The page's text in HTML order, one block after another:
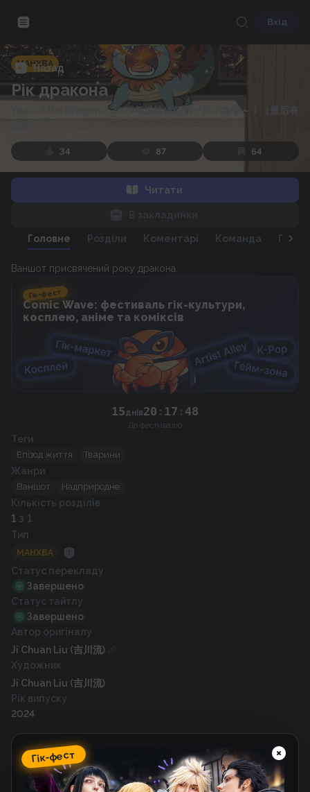
Вхід
Назад
МАНХВА
Рік дракона
/2024年送给你们第一只小龙🐉～！（最后有
34 87 64
Читати
Головне Розділи Коментарі Команда
Ваншот присвячений року дракона.
Гік-фест
Comic Wave: фестиваль гік-культури,
косплею, аніме та коміксів
15днів20 : 17 : 47
До фестивалю
Теги
Епізод життя Тварини
Жанри
Ваншот Надприродне
Кількість розділів
1 з 1
Тип
МАНХВА
Статус перекладу
Завершено
Статус тайтлу
Завершено
Автор оригіналу
Ji Chuan Liu (吉川流)
Художник
Ji Chuan Liu (吉川流)
Рік випуску
2024
Схожі тайтли
Гік-фест